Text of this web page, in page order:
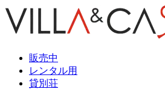
販売中
レンタル用
貸別荘